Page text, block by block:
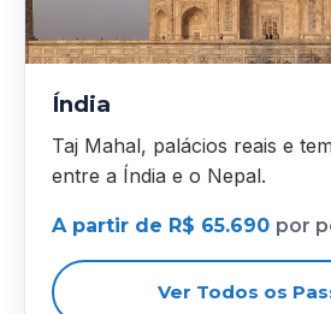
Índia
Taj Mahal, palácios reais e
entre a Índia e o Nepal.
A partir de R$ 65.690 por
Ver Todos os